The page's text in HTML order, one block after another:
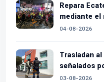
Repara
mediante el
04-08-2026
Trasladan
señalados
03-08-2026